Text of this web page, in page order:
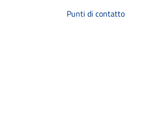
Punti di contatto